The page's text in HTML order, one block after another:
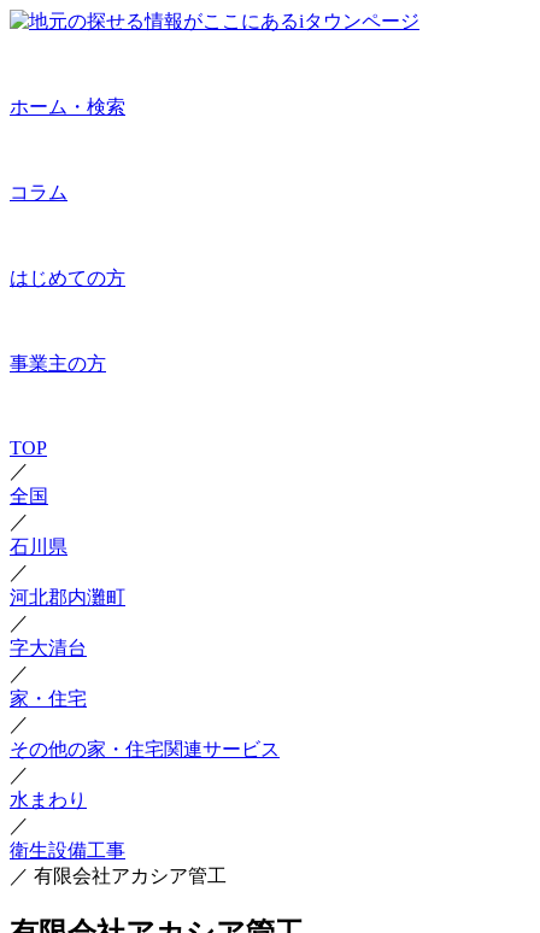
ホーム・検索
コラム
はじめての方
事業主の方
TOP
／
全国
／
石川県
／
河北郡内灘町
／
字大清台
／
家・住宅
／
その他の家・住宅関連サービス
／
水まわり
／
衛生設備工事
／ 有限会社アカシア管工